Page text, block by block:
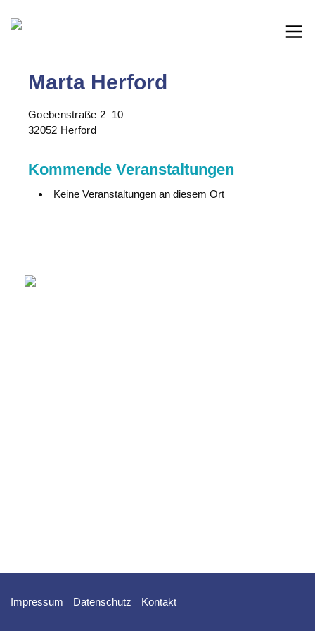
Marta Herford
Goebenstraße 2–10
32052 Herford
Kommende Veranstaltungen
Keine Veranstaltungen an diesem Ort
Impressum Datenschutz Kontakt